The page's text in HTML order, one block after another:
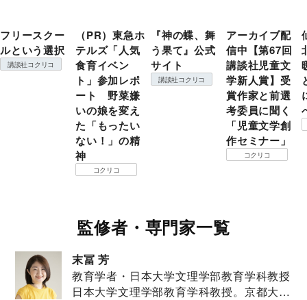
フリースクー
ルという選択
講談社コクリコ
（PR）東急ホ
テルズ「人気
食育イベン
ト」参加レポ
ート 野菜嫌
いの娘を変え
た「もったい
ない！」の精
神
コクリコ
『神の蝶、舞
う果て』公式
サイト
講談社コクリコ
アーカイブ配
信中【第67回
講談社児童文
学新人賞】受
賞作家と前選
考委員に聞く
「児童文学創
作セミナー」
コクリコ
監修者・専門家一覧
末冨 芳
教育学者・日本大学文理学部教育学科教授
日本大学文理学部教育学科教授。京都大学